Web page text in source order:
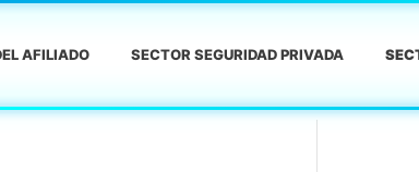
AFILIADO SECTOR SEGURIDAD PRIVADA